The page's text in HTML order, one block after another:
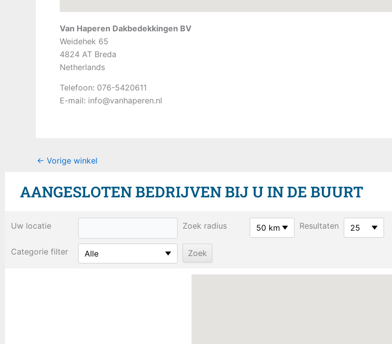
Van Haperen Dakbedekkingen BV
Weidehek 65
4824 AT Breda
Netherlands
Telefoon: 076-5420611
E-mail: info@vanhaperen.nl
← Vorige winkel
AANGESLOTEN BEDRIJVEN BIJ U IN DE BUURT
Uw locatie Zoek radius 50 km Resultaten 25
Categorie filter Alle